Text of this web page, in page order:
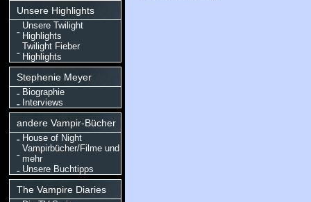
Unsere Highlights
Unsere Twilight
Highlights
Twilight Fieber
Highlights
Stephenie Meyer
Biographie
Interviews
andere Vampir-Bücher
House of Night
Vampirbücher/Filme und
mehr
Unsere Buchtipps
The Vampire Diaries